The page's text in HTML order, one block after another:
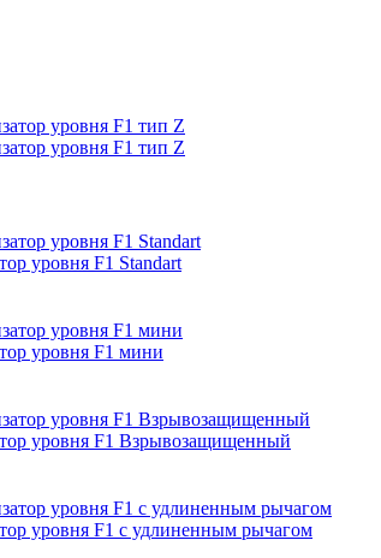
уровня F1 Standart
уровня F1 мини
уровня F1 Взрывозащищенный
уровня F1 с удлиненным рычагом